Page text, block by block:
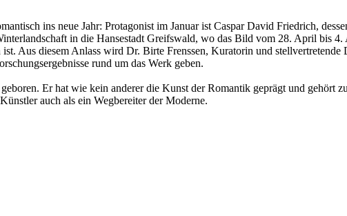
ins neue Jahr: Protagonist im Januar ist Caspar David Friedrich,
in die Hansestadt Greifswald, wo das Bild vom 28. April bis
Aus diesem Anlass wird Dr. Birte Frenssen, Kuratorin und stellvertretende
rund um das Werk geben.
Er hat wie kein anderer die Kunst der Romantik geprägt und gehört
auch als ein Wegbereiter der Moderne.